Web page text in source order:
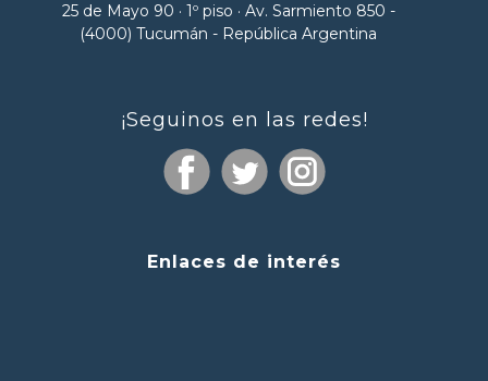
25 de Mayo 90 · 1º piso · Av. Sarmiento 850 -
(4000) Tucumán - República Argentina
¡Seguinos en las redes!
Enlaces de interés